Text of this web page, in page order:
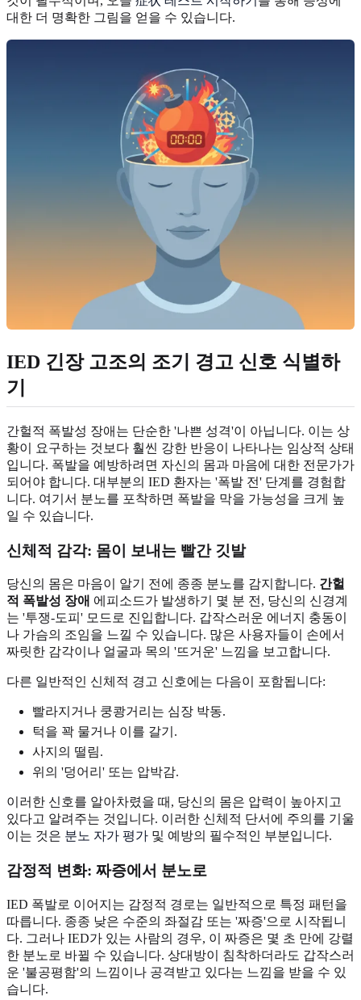
대한 더 명확한 그림을 얻을 수 있습니다.
IED 긴장 고조의 조기 경고 신호 식별하
기
간헐적 폭발성 장애는 단순한 '나쁜 성격'이 아닙니다. 이는 상
황이 요구하는 것보다 훨씬 강한 반응이 나타나는 임상적 상태
입니다. 폭발을 예방하려면 자신의 몸과 마음에 대한 전문가가
되어야 합니다. 대부분의 IED 환자는 '폭발 전' 단계를 경험합
니다. 여기서 분노를 포착하면 폭발을 막을 가능성을 크게 높
일 수 있습니다.
신체적 감각: 몸이 보내는 빨간 깃발
당신의 몸은 마음이 알기 전에 종종 분노를 감지합니다. 간헐
적 폭발성 장애 에피소드가 발생하기 몇 분 전, 당신의 신경계
는 '투쟁-도피' 모드로 진입합니다. 갑작스러운 에너지 충동이
나 가슴의 조임을 느낄 수 있습니다. 많은 사용자들이 손에서
짜릿한 감각이나 얼굴과 목의 '뜨거운' 느낌을 보고합니다.
다른 일반적인 신체적 경고 신호에는 다음이 포함됩니다:
빨라지거나 쿵쾅거리는 심장 박동.
턱을 꽉 물거나 이를 갈기.
사지의 떨림.
위의 '덩어리' 또는 압박감.
이러한 신호를 알아차렸을 때, 당신의 몸은 압력이 높아지고
있다고 알려주는 것입니다. 이러한 신체적 단서에 주의를 기울
이는 것은 분노 자가 평가 및 예방의 필수적인 부분입니다.
감정적 변화: 짜증에서 분노로
IED 폭발로 이어지는 감정적 경로는 일반적으로 특정 패턴을
따릅니다. 종종 낮은 수준의 좌절감 또는 '짜증'으로 시작됩니
다. 그러나 IED가 있는 사람의 경우, 이 짜증은 몇 초 만에 강렬
한 분노로 바뀔 수 있습니다. 상대방이 침착하더라도 갑작스러
운 '불공평함'의 느낌이나 공격받고 있다는 느낌을 받을 수 있
습니다.